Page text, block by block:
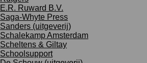
E.R. Ruward B.V.
Saga-Whyte Press
Sanders (uitgeverij)
Schalekamp Amsterdam
Scheltens & Giltay
Schoolsupport